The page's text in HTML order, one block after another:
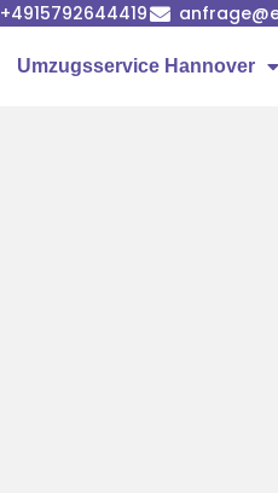
+4915792644419
Umzugsservice Hannover